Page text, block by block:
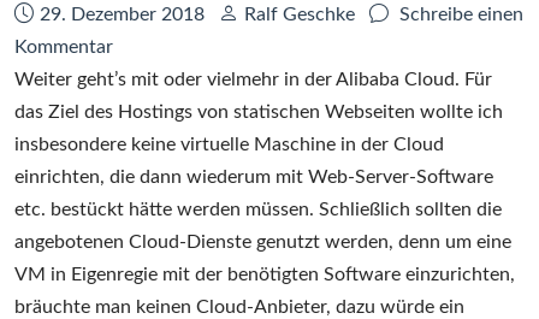
Datum:
29. Dezember 2018 Autor:
Ralf Geschke
Schreibe einen
Kommentarzu
Cloud-
Geschichten
–
Teil
3
–
OSS,
das
Weiter geht’s mit oder vielmehr in der Alibaba Cloud. Für
das Ziel des Hostings von statischen Webseiten wollte ich
insbesondere keine virtuelle Maschine in der Cloud
einrichten, die dann wiederum mit Web-Server-Software
etc. bestückt hätte werden müssen. Schließlich sollten die
angebotenen Cloud-Dienste genutzt werden, denn um eine
VM in Eigenregie mit der benötigten Software einzurichten,
bräuchte man keinen Cloud-Anbieter, dazu würde ein